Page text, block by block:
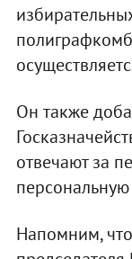
Он также
отвечают за
персональную
Напомним,